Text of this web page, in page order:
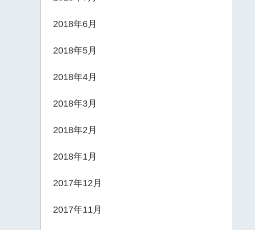
2018年6月
2018年5月
2018年4月
2018年3月
2018年2月
2018年1月
2017年12月
2017年11月